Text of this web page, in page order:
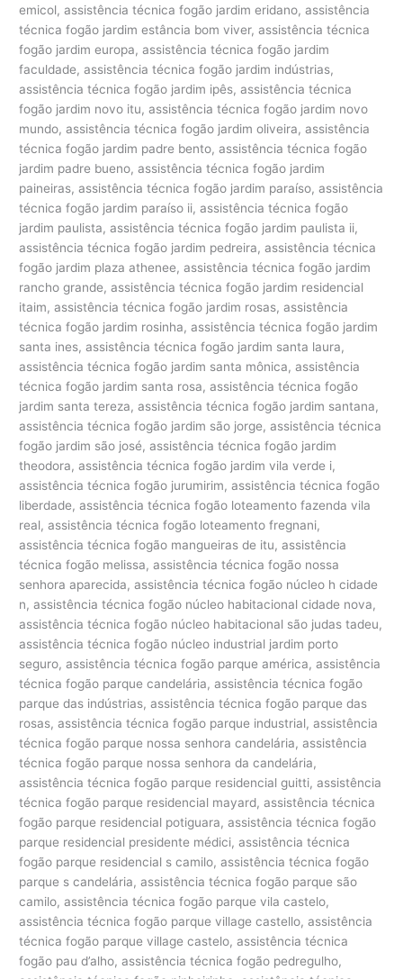
emicol, assistência técnica fogão jardim eridano, assistência
técnica fogão jardim estância bom viver, assistência técnica
fogão jardim europa, assistência técnica fogão jardim
faculdade, assistência técnica fogão jardim indústrias,
assistência técnica fogão jardim ipês, assistência técnica
fogão jardim novo itu, assistência técnica fogão jardim novo
mundo, assistência técnica fogão jardim oliveira, assistência
técnica fogão jardim padre bento, assistência técnica fogão
jardim padre bueno, assistência técnica fogão jardim
paineiras, assistência técnica fogão jardim paraíso, assistência
técnica fogão jardim paraíso ii, assistência técnica fogão
jardim paulista, assistência técnica fogão jardim paulista ii,
assistência técnica fogão jardim pedreira, assistência técnica
fogão jardim plaza athenee, assistência técnica fogão jardim
rancho grande, assistência técnica fogão jardim residencial
itaim, assistência técnica fogão jardim rosas, assistência
técnica fogão jardim rosinha, assistência técnica fogão jardim
santa ines, assistência técnica fogão jardim santa laura,
assistência técnica fogão jardim santa mônica, assistência
técnica fogão jardim santa rosa, assistência técnica fogão
jardim santa tereza, assistência técnica fogão jardim santana,
assistência técnica fogão jardim são jorge, assistência técnica
fogão jardim são josé, assistência técnica fogão jardim
theodora, assistência técnica fogão jardim vila verde i,
assistência técnica fogão jurumirim, assistência técnica fogão
liberdade, assistência técnica fogão loteamento fazenda vila
real, assistência técnica fogão loteamento fregnani,
assistência técnica fogão mangueiras de itu, assistência
técnica fogão melissa, assistência técnica fogão nossa
senhora aparecida, assistência técnica fogão núcleo h cidade
n, assistência técnica fogão núcleo habitacional cidade nova,
assistência técnica fogão núcleo habitacional são judas tadeu,
assistência técnica fogão núcleo industrial jardim porto
seguro, assistência técnica fogão parque américa, assistência
técnica fogão parque candelária, assistência técnica fogão
parque das indústrias, assistência técnica fogão parque das
rosas, assistência técnica fogão parque industrial, assistência
técnica fogão parque nossa senhora candelária, assistência
técnica fogão parque nossa senhora da candelária,
assistência técnica fogão parque residencial guitti, assistência
técnica fogão parque residencial mayard, assistência técnica
fogão parque residencial potiguara, assistência técnica fogão
parque residencial presidente médici, assistência técnica
fogão parque residencial s camilo, assistência técnica fogão
parque s candelária, assistência técnica fogão parque são
camilo, assistência técnica fogão parque vila castelo,
assistência técnica fogão parque village castello, assistência
técnica fogão parque village castelo, assistência técnica
fogão pau d’alho, assistência técnica fogão pedregulho,